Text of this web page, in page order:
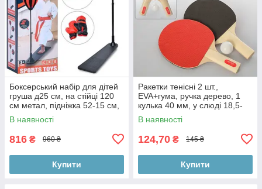
Боксерський набір для дітей
груша д25 см, на стійці 120
см метал, підніжка 52-15 см,
насос
В наявності
816 ₴ 960 ₴
Купити
Ракетки тенісні 2 шт.,
EVA+гума, ручка дерево, 1
кулька 40 мм, у слюді 18,5-
29-4 см
В наявності
124,70 ₴ 145 ₴
Купити